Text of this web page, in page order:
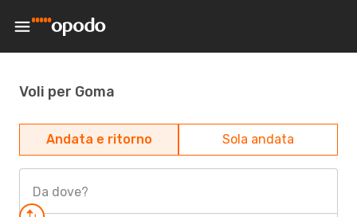
Voli per Goma
Andata e ritorno Sola andata
Da dove?